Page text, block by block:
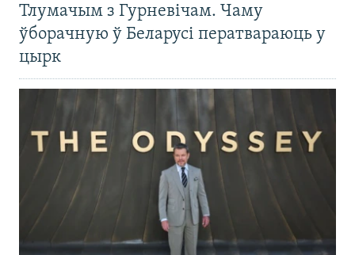
Тлумачым з Гурневічам. Чаму
ўборачную ў Беларусі ператвараюць у
цырк